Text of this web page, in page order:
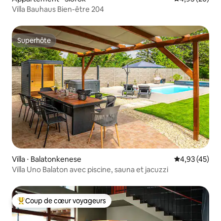
Villa Bauhaus Bien-être 204
Superhôte
Superhôte
Villa ⋅ Balatonkenese Évaluation
4,93 (45)
Villa Uno Balaton avec piscine, sauna et jacuzzi
Coups de cœur voyageurs les plus appréciés
Coup de cœur voyageurs